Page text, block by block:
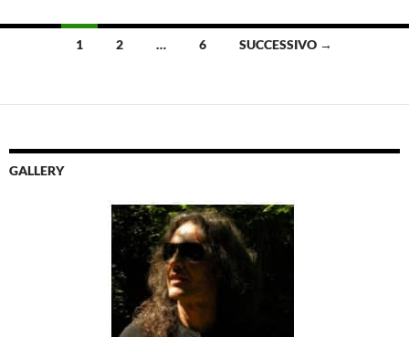
Navigazione
1 2 … 6 SUCCESSIVO →
GALLERY